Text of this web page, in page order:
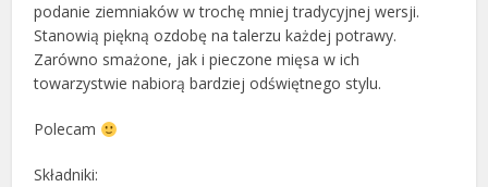
podanie ziemniaków w trochę mniej tradycyjnej wersji.
Stanowią piękną ozdobę na talerzu każdej potrawy.
Zarówno smażone, jak i pieczone mięsa w ich
towarzystwie nabiorą bardziej odświętnego stylu.
Polecam
Składniki: